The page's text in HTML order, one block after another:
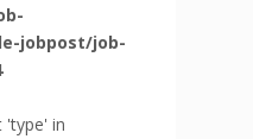
jobpost/job-
'type' in